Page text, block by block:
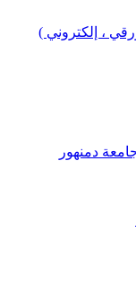
، إلكتروني )
جامعة دمنهور